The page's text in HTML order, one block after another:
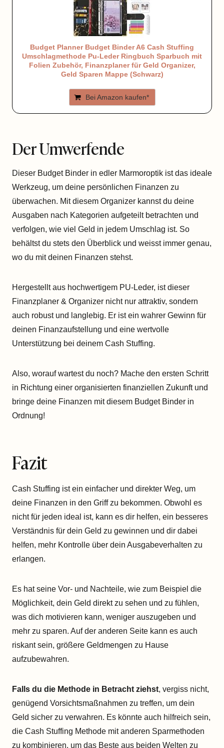
Budget Planner Budget Binder A6 Cash Stuffing
Umschlagmethode Pu-Leder Ringbuch Sparbuch mit
Folien Zubehör, Finanzplaner für Geld Organizer,
Geld Sparen Mappe (Schwarz)
Bei Amazon kaufen*
Der Umwerfende
Dieser Budget Binder in edler Marmoroptik ist das ideale
Werkzeug, um deine persönlichen Finanzen zu
überwachen. Mit diesem Organizer kannst du deine
Ausgaben nach Kategorien aufgeteilt betrachten und
verfolgen, wie viel Geld in jedem Umschlag ist. So
behältst du stets den Überblick und weisst immer genau,
wo du mit deinen Finanzen stehst.
Hergestellt aus hochwertigem PU-Leder, ist dieser
Finanzplaner & Organizer nicht nur attraktiv, sondern
auch robust und langlebig. Er ist ein wahrer Gewinn für
deinen Finanzaufstellung und eine wertvolle
Unterstützung bei deinem Cash Stuffing.
Also, worauf wartest du noch? Mache den ersten Schritt
in Richtung einer organisierten finanziellen Zukunft und
bringe deine Finanzen mit diesem Budget Binder in
Ordnung!
Fazit
Cash Stuffing ist ein einfacher und direkter Weg, um
deine Finanzen in den Griff zu bekommen. Obwohl es
nicht für jeden ideal ist, kann es dir helfen, ein besseres
Verständnis für dein Geld zu gewinnen und dir dabei
helfen, mehr Kontrolle über dein Ausgabeverhalten zu
erlangen.
Es hat seine Vor- und Nachteile, wie zum Beispiel die
Möglichkeit, dein Geld direkt zu sehen und zu fühlen,
was dich motivieren kann, weniger auszugeben und
mehr zu sparen. Auf der anderen Seite kann es auch
riskant sein, größere Geldmengen zu Hause
aufzubewahren.
Falls du die Methode in Betracht ziehst, vergiss nicht,
genügend Vorsichtsmaßnahmen zu treffen, um dein
Geld sicher zu verwahren. Es könnte auch hilfreich sein,
die Cash Stuffing Methode mit anderen Sparmethoden
zu kombinieren, um das Beste aus beiden Welten zu